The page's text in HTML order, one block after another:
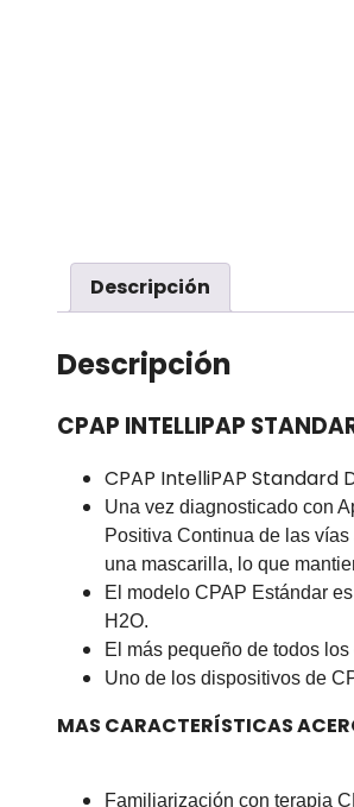
Descripción
Descripción
CPAP INTELLIPAP
CPAP IntelliPAP Standard
Una vez diagnosticado con
Positiva Continua de las
una mascarilla, lo que
El modelo CPAP Estándar
H2O.
El más pequeño de todos
Uno de los dispositivos de
MAS CARACTERÍSTICAS
Familiarización con terapia